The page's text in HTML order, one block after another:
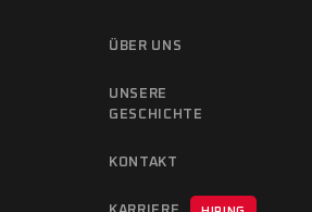
ÜBER UNS
UNSERE
GESCHICHTE
KONTAKT